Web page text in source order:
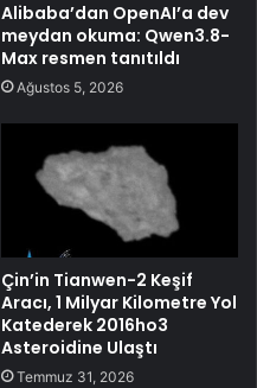
Alibaba’dan OpenAI’a dev
meydan okuma: Qwen3.8-
Max resmen tanıtıldı
Ağustos 5, 2026
Çin’in Tianwen-2 Keşif
Aracı, 1 Milyar Kilometre Yol
Katederek 2016ho3
Asteroidine Ulaştı
Temmuz 31, 2026